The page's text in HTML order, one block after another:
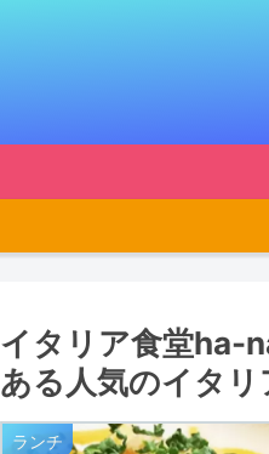
イタリア食堂ha-
ある人気のイタリ
ランチ